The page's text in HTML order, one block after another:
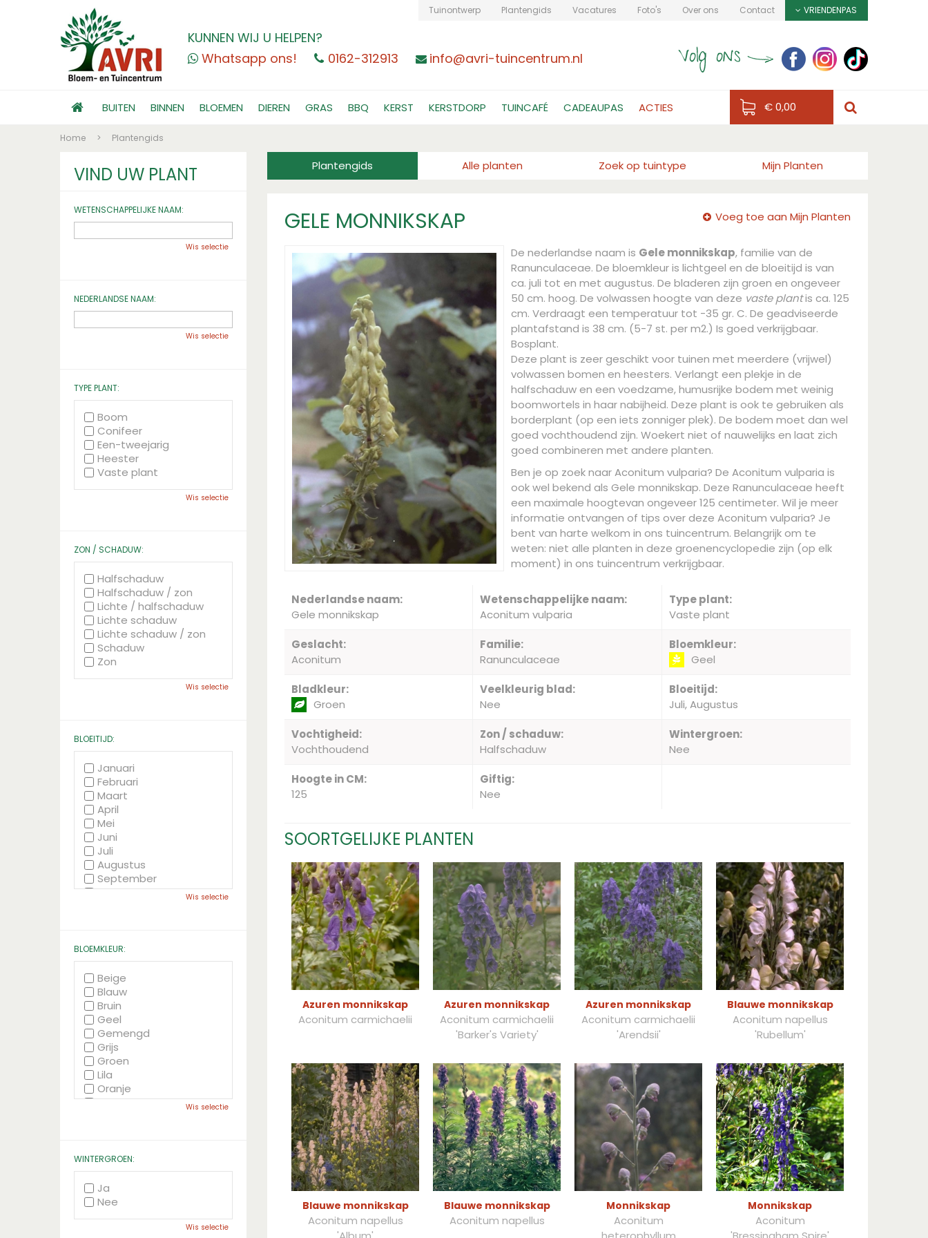
Home > Plantengids
KUNNEN WIJ U HELPEN?
Whatsapp ons!
0162-312913 info@avri-tuincentrum.nl
Tuinontwerp Plantengids Vacatures Foto's Over ons Contact VRIENDENPAS
BUITEN BINNEN BLOEMEN DIEREN GRAS BBQ KERST KERSTDORP TUINCAFÉ CADEAUPAS ACTIES € 0,00
Plantengids Alle planten Zoek op tuintype Mijn Planten
GELE MONNIKSKAP Voeg toe aan Mijn Planten
De nederlandse naam is Gele monnikskap, familie van de
Ranunculaceae. De bloemkleur is lichtgeel en de bloeitijd is van
ca. juli tot en met augustus. De bladeren zijn groen en ongeveer
50 cm. hoog. De volwassen hoogte van deze vaste plantis ca. 125
cm. Verdraagt een temperatuur tot -35 gr. C. De geadviseerde
plantafstand is 38 cm. (5-7 st. per m2.) Is goed verkrijgbaar.
Bosplant.
Deze plant is zeer geschikt voor tuinen met meerdere (vrijwel)
volwassen bomen en heesters. Verlangt een plekje in de
halfschaduw en een voedzame, humusrijke bodem met weinig
boomwortels in haar nabijheid. Deze plant is ook te gebruiken als
borderplant (op een iets zonniger plek). De bodem moet dan wel
goed vochthoudend zijn. Woekert niet of nauwelijks en laat zich
goed combineren met andere planten.
Ben je op zoek naar Aconitum vulparia? De Aconitum vulparia is
ook wel bekend als Gele monnikskap. Deze Ranunculaceae heeft
een maximale hoogtevan ongeveer 125 centimeter. Wil je meer
informatie ontvangen of tips over deze Aconitum vulparia? Je
bent van harte welkom in ons tuincentrum. Belangrijk om te
weten: niet alle planten in deze groenencyclopedie zijn (op elk
moment) in ons tuincentrum verkrijgbaar.
Nederlandse naam:
Gele monnikskap
Wetenschappelijke naam:
Aconitum vulparia
Type plant:
Vaste plant
Geslacht:
Aconitum
Familie:
Ranunculaceae
Bloemkleur:
Geel
Bladkleur:
Groen
Veelkleurig blad:
Nee
Bloeitijd:
Juli, Augustus
Vochtigheid:
Vochthoudend
Zon / schaduw:
Halfschaduw
Wintergroen:
Nee
Hoogte in CM:
125
Giftig:
Nee
SOORTGELIJKE PLANTEN
Azuren monnikskap
Aconitum carmichaelii
Azuren monnikskap
Aconitum carmichaelii
'Barker's Variety'
Azuren monnikskap
Aconitum carmichaelii
'Arendsii'
Blauwe monnikskap
Aconitum napellus
'Rubellum'
Blauwe monnikskap
Aconitum napellus
Blauwe monnikskap
Aconitum napellus
Monnikskap
Aconitum
Monnikskap
Aconitum
VIND UW PLANT
WETENSCHAPPELIJKE NAAM:
Wis selectie
NEDERLANDSE NAAM:
Wis selectie
TYPE PLANT:
Boom
Conifeer
Een-tweejarig
Heester
Vaste plant
Wis selectie
ZON / SCHADUW:
Halfschaduw
Halfschaduw / zon
Lichte / halfschaduw
Lichte schaduw
Lichte schaduw / zon
Schaduw
Zon
Wis selectie
BLOEITIJD:
Januari
Februari
Maart
April
Mei
Juni
Juli
Augustus
September
Oktober
Wis selectie
BLOEMKLEUR:
Beige
Blauw
Bruin
Geel
Gemengd
Grijs
Groen
Lila
Oranje
Paars
Zwart
Wis selectie
WINTERGROEN:
Ja
Nee
Wis selectie